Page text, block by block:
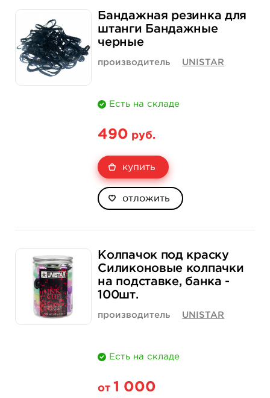
Количество купить
Бандажная резинка для
штанги Бандажные
черные
производитель UNISTAR
Есть на складе
490 руб.
купить
отложить
Колпачок под краску
Силиконовые колпачки
на подставке, банка -
100шт.
производитель UNISTAR
Есть на складе
от 1 000